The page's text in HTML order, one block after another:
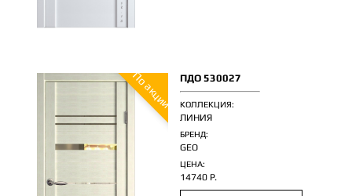
По акции ПДО 530027
КОЛЛЕКЦИЯ:
ЛИНИЯ
БРЕНД:
GEO
ЦЕНА:
14740 Р.